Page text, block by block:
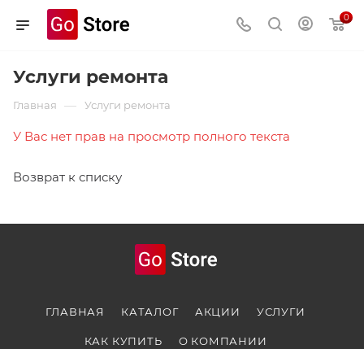
0
Услуги ремонта
Главная — Услуги ремонта
У Вас нет прав на просмотр полного текста
Возврат к списку
ГЛАВНАЯ КАТАЛОГ АКЦИИ УСЛУГИ
КАК КУПИТЬ О КОМПАНИИ